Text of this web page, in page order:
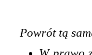
Powrót tą